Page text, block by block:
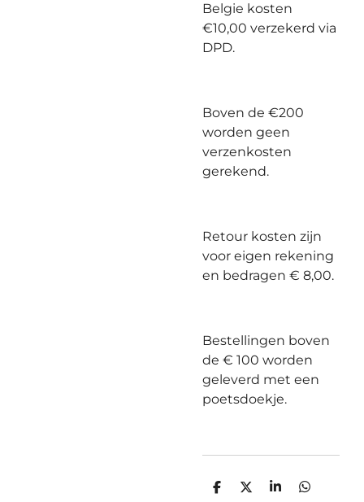
Belgie kosten
€10,00 verzekerd via
DPD.
Boven de €200
worden geen
verzenkosten
gerekend.
Retour kosten zijn
voor eigen rekening
en bedragen € 8,00.
Bestellingen boven
de € 100 worden
geleverd met een
poetsdoekje.
D
D
S
D